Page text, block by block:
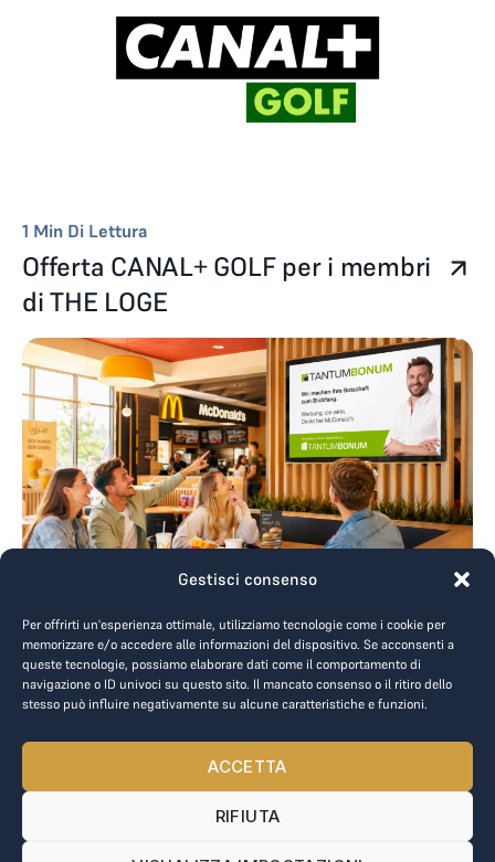
Gestisci consenso
Per offrirti un'esperienza ottimale, utilizziamo tecnologie come i cookie per
memorizzare e/o accedere alle informazioni del dispositivo. Se acconsenti a
queste tecnologie, possiamo elaborare dati come il comportamento di
navigazione o ID univoci su questo sito. Il mancato consenso o il ritiro dello
stesso può influire negativamente su alcune caratteristiche e funzioni.
ACCETTA
RIFIUTA
1 Min Di Lettura
Offerta CANAL+ GOLF per i membri
di THE LOGE
3 Min Di Lettura
Pubblicità regionale da McDonald’s
con Tantum Bonum
TORNA ALL'ELENCO NOTIZIE